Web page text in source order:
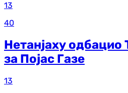
13
40
Нетанјаху одбацио
за Појас Газе
13